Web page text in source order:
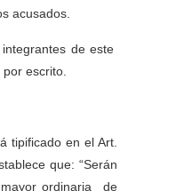
acusados.
de este
escrito.
tipificado en el Art.
que: “Serán
ordinaria de